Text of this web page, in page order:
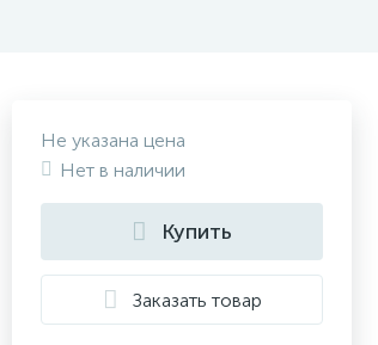
Не указана цена
Нет в наличии
Купить
Заказать товар